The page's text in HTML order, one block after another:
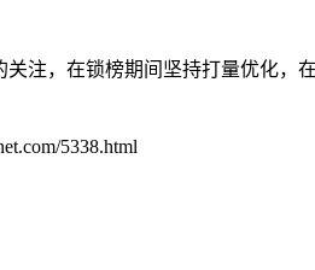
注，在锁榜期间坚持打量优化
5338.html